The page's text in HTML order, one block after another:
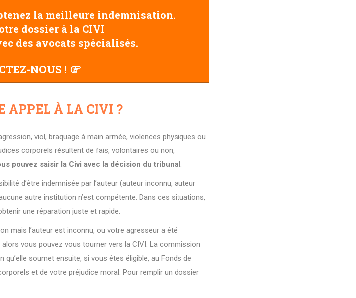
la meilleure indemnisation.
dossier à la CIVI
des avocats spécialisés.
NOUS !
APPEL À LA CIVI ?
viol, braquage à main armée, violences physiques ou
corporels résultent de fais, volontaires ou non,
pouvez saisir la Civi avec la décision du tribunal.
d’être indemnisée par l’auteur (auteur inconnu, auteur
autre institution n’est compétente. Dans ces situations,
une réparation juste et rapide.
mais l’auteur est inconnu, ou votre agresseur a été
vous pouvez vous tourner vers la CIVI. La commission
soumet ensuite, si vous êtes éligible, au Fonds de
et de votre préjudice moral. Pour remplir un dossier